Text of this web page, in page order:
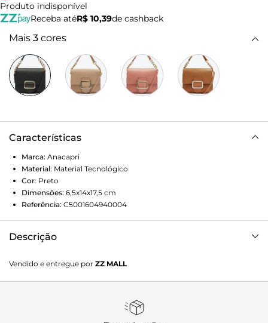
Produto indisponível
Receba atéR$ 10,39de cashback
Mais 3 cores
Características
Marca: Anacapri
Material: Material Tecnológico
Cor: Preto
Dimensões: 6,5x14x17,5 cm
Referência: C5001604940004
Descrição
tamanho M traz shape moderno e quadrado. Com alça
longa transversal removível e alça de mão em tira fininha
Traz fivela em metal imponente decorativa na capa frontal,
Vendido e entregue por ZZ MALL